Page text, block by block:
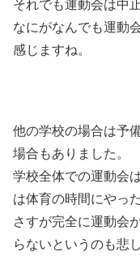
それでも運動会は中
なにがなんでも運動
感じますね。
他の学校の場合は予
場合もありました。
学校全体での運動会
は体育の時間にやっ
さすが完全に運動会
らないというのも悲